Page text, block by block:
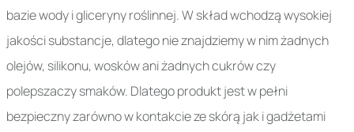
bazie wody i gliceryny roślinnej. W skład wchodzą wysokiej
jakości substancje, dlatego nie znajdziemy w nim żadnych
olejów, silikonu, wosków ani żadnych cukrów czy
polepszaczy smaków. Dlatego produkt jest w pełni
bezpieczny zarówno w kontakcie ze skórą jak i gadżetami